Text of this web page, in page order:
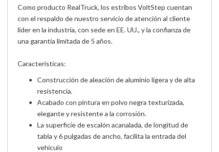
Como producto RealTruck, los estribos VoltStep cuentan
con el respaldo de nuestro servicio de atención al cliente
líder en la industria, con sede en EE. UU., y la confianza de
una garantía limitada de 5 años.
Caracteristicas:
Construcción de aleación de aluminio ligera y de alta
resistencia.
Acabado con pintura en polvo negra texturizada,
elegante y resistente a la corrosión.
La superficie de escalón acanalada, de longitud de
tabla y 6 pulgadas de ancho, facilita la entrada del
vehículo